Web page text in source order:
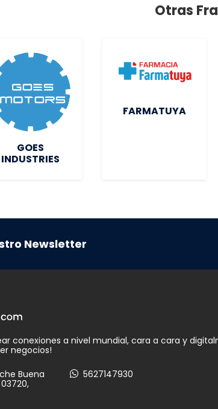
Otras
GOES
INDUSTRIES
FARMATUYA
Newsletter
conexiones a nivel mundial, cara a cara y
negocios!
Buena
5627147930